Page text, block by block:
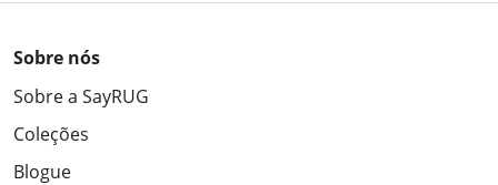
Sobre nós
Sobre a SayRUG
Coleções
Blogue